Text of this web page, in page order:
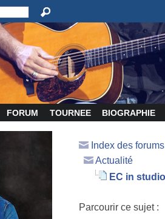
FORUM TOURNEE BIOGRAPHIE
Index des
Actualité
EC in
Parcourir ce sujet